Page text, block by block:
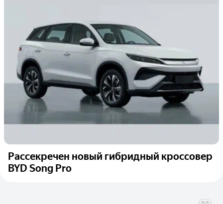
Рассекречен новый гибридный кроссовер
BYD Song Pro